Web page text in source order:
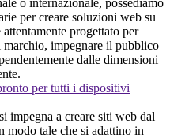
o internazionale, possediamo
per creare soluzioni web su
progettato per
marchio, impegnare il pubblico
dalle dimensioni
per tutti i dispositivi
impegna a creare siti web dal
modo tale che si adattino in